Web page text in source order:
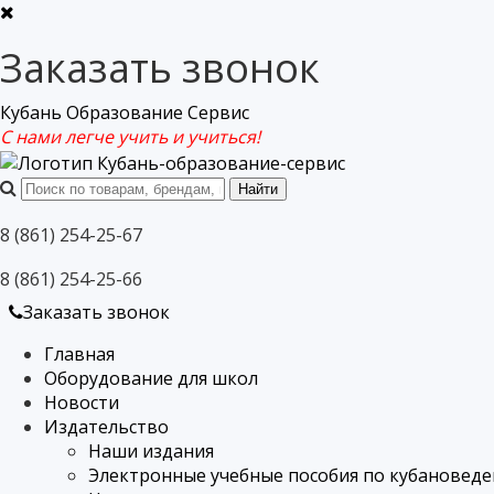
Заказать звонок
Кубань Образование Сервис
С нами легче учить и учиться!
8 (861) 254-25-67
8 (861) 254-25-66
Заказать звонок
Главная
Оборудование для школ
Новости
Издательство
Наши издания
Электронные учебные пособия по